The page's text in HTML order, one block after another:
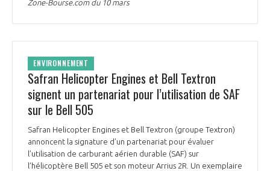
Zone-Bourse.com du 10 mars
ENVIRONNEMENT
Safran Helicopter Engines et Bell Textron
signent un partenariat pour l’utilisation de SAF
sur le Bell 505
Safran Helicopter Engines et Bell Textron (groupe Textron)
annoncent la signature d’un partenariat pour évaluer
l’utilisation de carburant aérien durable (SAF) sur
l’hélicoptère Bell 505 et son moteur Arrius 2R. Un exemplaire